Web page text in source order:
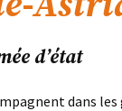
d’état
dans